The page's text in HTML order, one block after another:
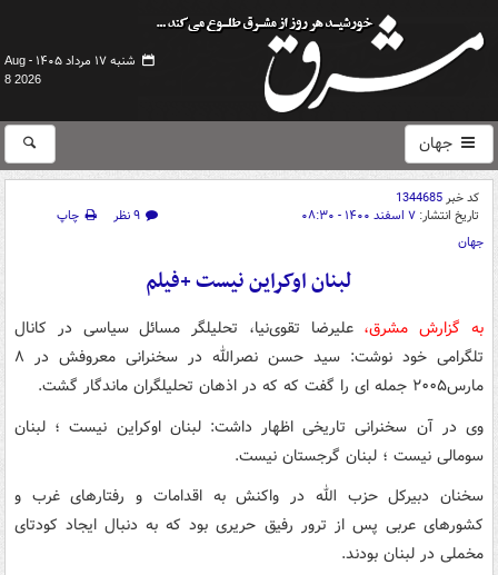
شنبه ۱۷ مرداد ۱۴۰۵ -
Aug
8 2026
جهان
کد خبر1344685
تاریخ انتشار: ۷ اسفند ۱۴۰۰ - ۰۸:۳۰ ۹ نظر
چاپ
جهان
لبنان اوکراین نیست +فیلم
به گزارش مشرق،علیرضا تقوی‌نیا، تحلیلگر مسائل سیاسی در کانال
تلگرامی خود نوشت: سید حسن نصرالله در سخنرانی معروفش در ۸
مارس۲۰۰۵ جمله ای را گفت که که در اذهان تحلیلگران ماندگار گشت.
وی در آن سخنرانی تاریخی اظهار داشت: لبنان اوکراین نیست ؛ لبنان
سومالی نیست ؛ لبنان گرجستان نیست.
سخنان دبیرکل حزب الله در واکنش به اقدامات و رفتارهای غرب و
کشورهای عربی پس از ترور رفیق حریری بود که به دنبال ایجاد کودتای
مخملی در لبنان بودند.